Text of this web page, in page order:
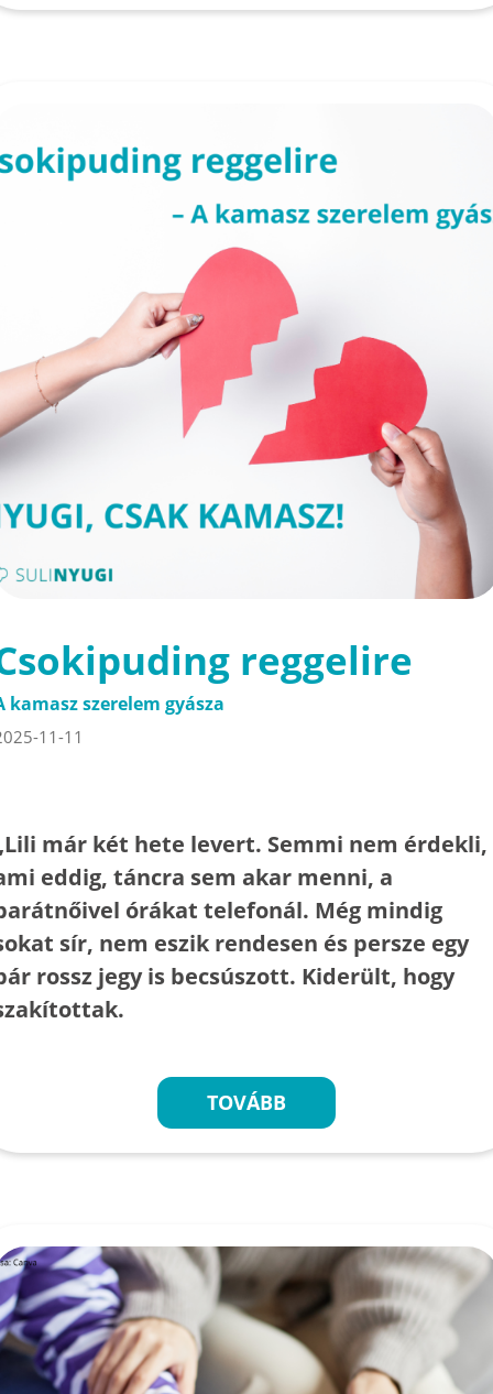
reggelire
kamasz szerelem gyásza
11-11
már két hete levert. Semmi nem érdekli,
eddig, táncra sem akar menni, a
órákat telefonál. Még mindig
sír, nem eszik rendesen és persze egy
rossz jegy is becsúszott. Kiderült, hogy
TOVÁBB